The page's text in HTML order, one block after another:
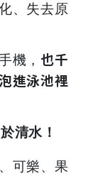
、失去原
機，也千
進泳池裡
清水！
可樂、果